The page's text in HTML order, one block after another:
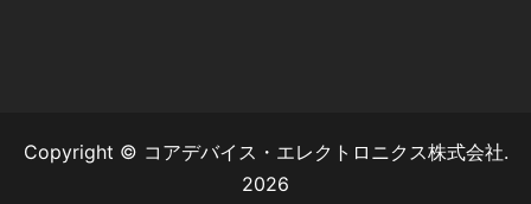
Copyright © コアデバイス・エレクトロニクス株式会社.
2026